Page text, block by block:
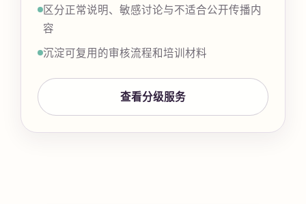
区分正常说明、敏感讨论与不适合公开传播内
容
沉淀可复用的审核流程和培训材料
查看分级服务